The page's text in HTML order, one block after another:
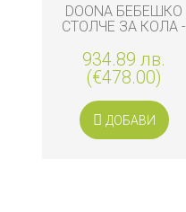
DOONA БЕБЕШКО
СТОЛЧЕ ЗА КОЛА -
934.89 лв.
(€478.00)
ДОБАВИ